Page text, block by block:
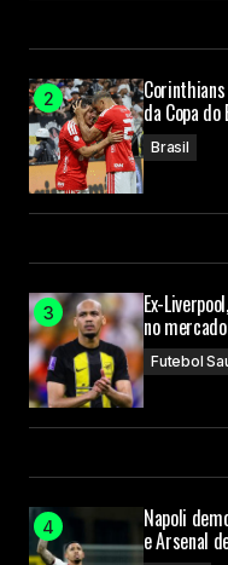
da Copa
Brasil
Ex-
no mercado
Futebol
Napoli
e Arsenal